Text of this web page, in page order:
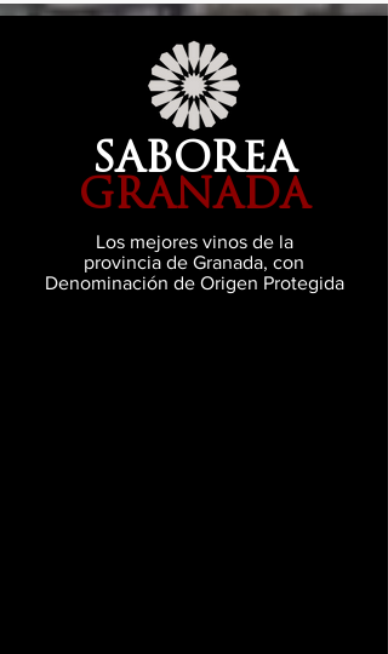
SABOREA
GRANADA
Los mejores vinos de la
provincia de Granada, con
Denominación de Origen Protegida